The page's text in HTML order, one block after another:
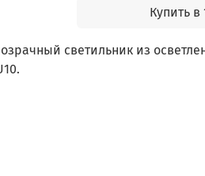
Купить в
светильник из